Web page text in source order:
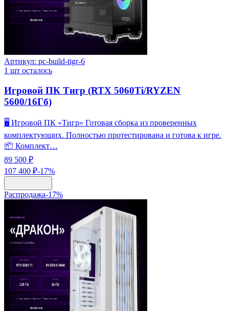
Артикул: pc-build-tigr-6
1 шт осталось
Игровой ПК Тигр (RTX 5060Ti/RYZEN
5600/16Гб)
🖥️ Игровой ПК «Тигр» Готовая сборка из проверенных
комплектующих. Полностью протестирована и готова к игре.
📦 Комплект…
89 500 ₽
107 400 ₽-17%
Распродажа-17%